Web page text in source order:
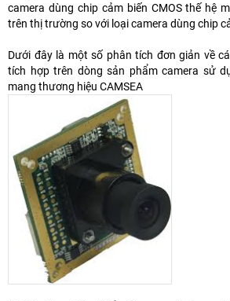
camera dùng chip cảm biến CMOS thế hệ
trên thị trường so với loại camera dùng chip
Dưới đây là một số phân tích đơn giản về
tích hợp trên dòng sản phẩm camera sử
mang thương hiệu CAMSEA